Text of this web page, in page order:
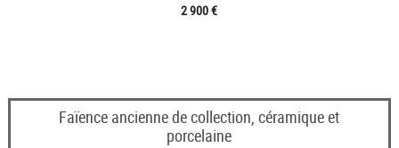
2 900 €
Faïence ancienne de collection, céramique et
porcelaine